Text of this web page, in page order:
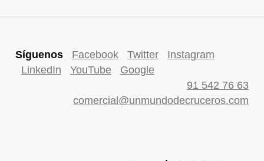
Síguenos Facebook Twitter
Instagram
LinkedIn
YouTube
Google
91 542 76 63
comercial@unmundodecruceros.com